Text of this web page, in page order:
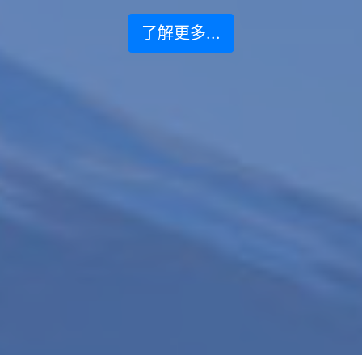
了解更多...